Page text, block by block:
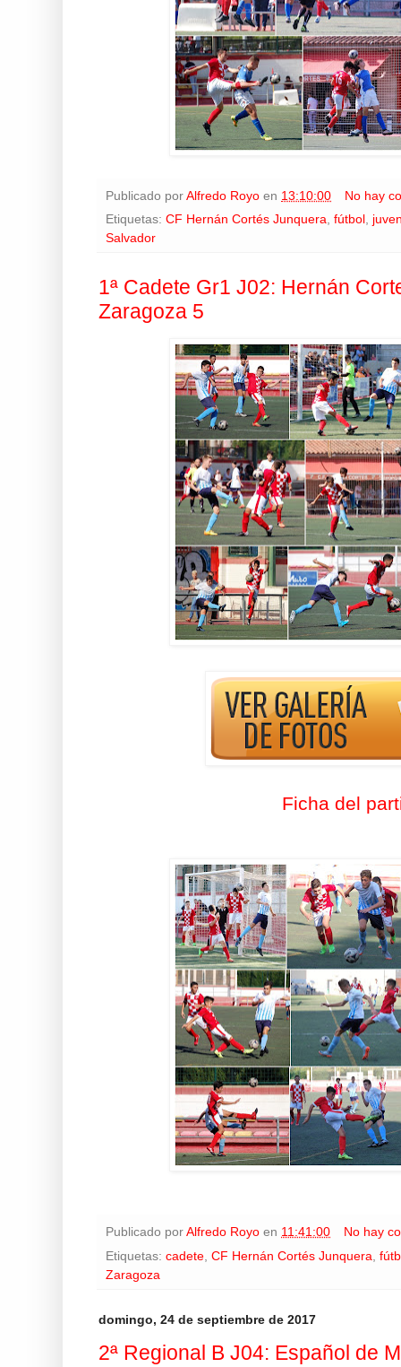
Publicado por Alfredo Royo en 13:10:00
No hay
Etiquetas: CF Hernán Cortés Junquera, fútbol ,
Salvador
1ª Cadete Gr1 J02: Hernán
Zaragoza 5
Ficha del
Publicado por Alfredo Royo en 11:41:00
No hay
Etiquetas: cadete CF Hernán Cortés Junquera
Zaragoza
domingo, 24 de septiembre de 2017
2ª Regional B J04: Español de